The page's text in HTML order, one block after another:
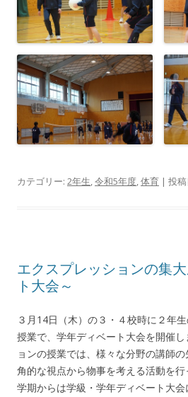
カテゴリー: 2年生,令和5年度,体育 | 投稿
エクスプレッションの集
ト大会～
３月14日（木）の３・４校時に２年
授業で、学年ディベート大会を開催
ョンの授業では、様々な分野の講師
角的な視点から物事を考える活動を
学期からは学級・学年ディベート大